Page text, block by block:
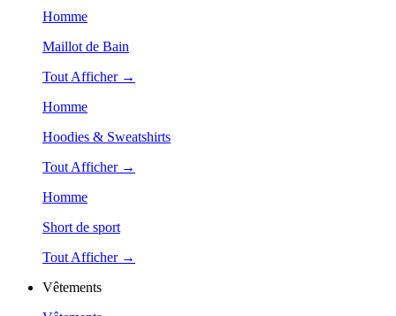
Homme
Maillot de Bain
Tout Afficher →
Homme
Hoodies & Sweatshirts
Tout Afficher →
Homme
Short de sport
Tout Afficher →
Vêtements